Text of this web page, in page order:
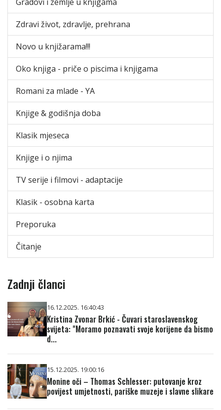
Zdravi život, zdravlje, prehrana
Novo u knjižarama!!!
Oko knjiga - priče o piscima i knjigama
Romani za mlade - YA
Knjige & godišnja doba
Klasik mjeseca
Knjige i o njima
TV serije i filmovi - adaptacije
Klasik - osobna karta
Preporuka
Čitanje
Zadnji članci
16.12.2025. 16:40:43
Kristina Zvonar Brkić - Čuvari staroslavenskog
svijeta: "Moramo poznavati svoje korijene da bismo
d...
15.12.2025. 19:00:16
Monine oči – Thomas Schlesser: putovanje kroz
povijest umjetnosti, pariške muzeje i slavne slikare